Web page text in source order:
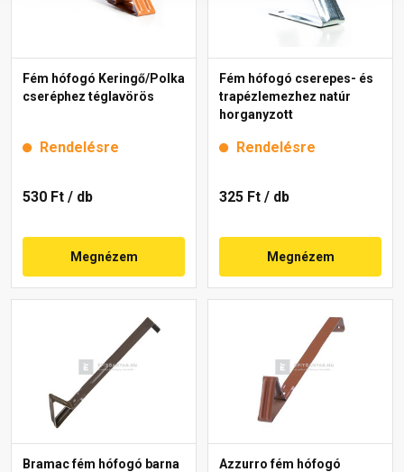
Fém hófogó Keringő/Polka
cseréphez téglavörös
Rendelésre
530 Ft / db
Megnézem
Fém hófogó cserepes- és
trapézlemezhez natúr
horganyzott
Rendelésre
325 Ft / db
Megnézem
Bramac fém hófogó barna
Azzurro fém hófogó